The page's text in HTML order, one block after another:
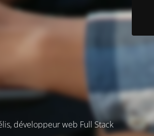
développeur web Full Stack